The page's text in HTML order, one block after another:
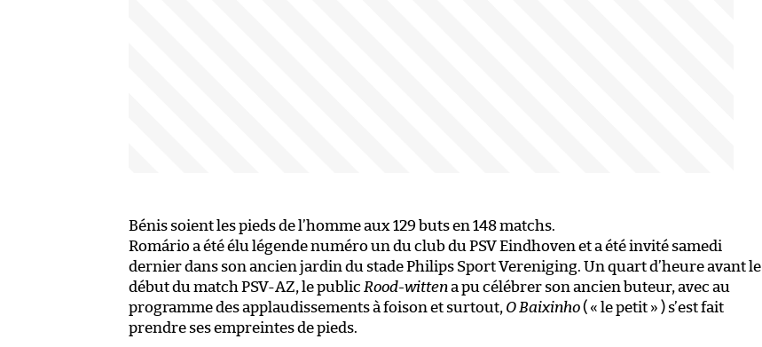
Bénis soient les pieds de l’homme aux 129 buts en 148 matchs.
Romário a été élu légende numéro un du club du PSV Eindhoven et a été invité samedi
dernier dans son ancien jardin du stade Philips Sport Vereniging. Un quart d’heure avant le
début du match PSV-AZ, le public Rood-wittena pu célébrer son ancien buteur, avec au
programme des applaudissements à foison et surtout, O Baixinho( « le petit » ) s’est fait
prendre ses empreintes de pieds.